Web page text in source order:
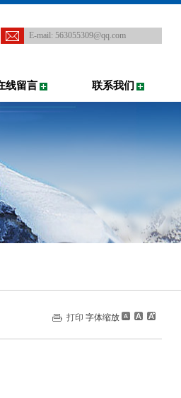
E-mail: 563055309@qq.com
线留言 联系我们
打印 字体缩放